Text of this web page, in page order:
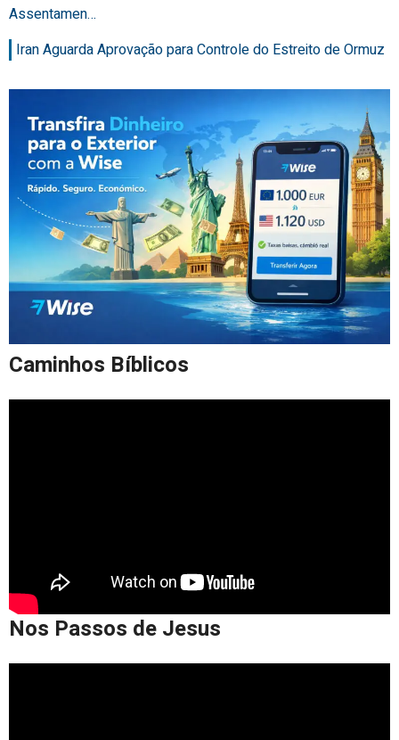
Assentamen…
Iran Aguarda Aprovação para Controle do Estreito de Ormuz
Caminhos Bíblicos
Nos Passos de Jesus